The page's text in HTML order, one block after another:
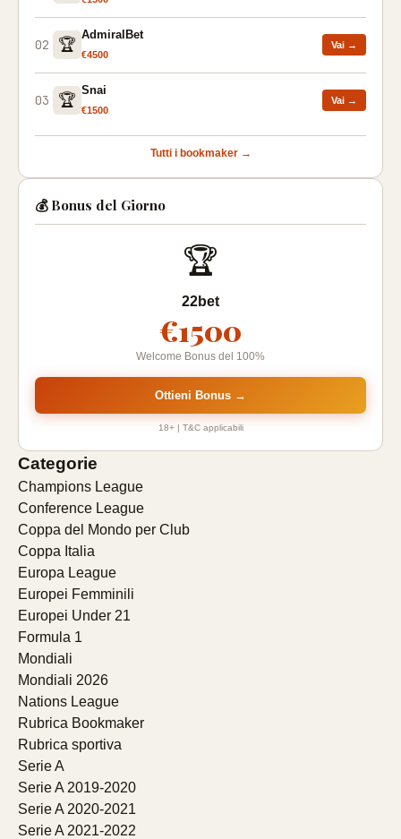
02 🏆
AdmiralBet
€4500
Vai →
03 🏆
Snai
€1500
Vai →
Tutti i bookmaker →
💰 Bonus del Giorno
🏆
22bet
€1500
Welcome Bonus del 100%
Ottieni Bonus →
18+ | T&C applicabili
Categorie
Champions League
Conference League
Coppa del Mondo per Club
Coppa Italia
Europa League
Europei Femminili
Europei Under 21
Formula 1
Mondiali
Mondiali 2026
Nations League
Rubrica Bookmaker
Rubrica sportiva
Serie A
Serie A 2019-2020
Serie A 2020-2021
Serie A 2021-2022